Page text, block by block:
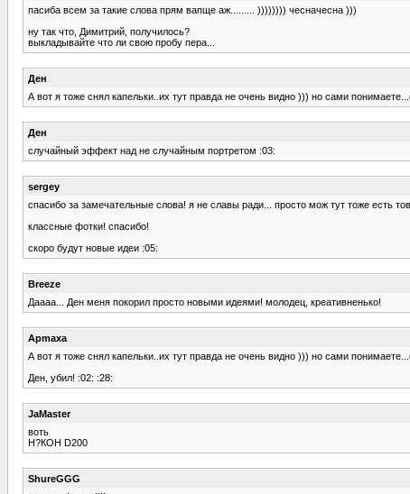
пасиба всем за такие слова прям вапще аж......... )))))))) чесначесна )))
ну так что, Димитрий, получилось?
выкладывайте что ли свою пробу пера...
Ден
А вот я тоже снял капельки..их тут правда не очень видно ))) но сами
Ден
случайный эффект над не случайным портретом :03:
sergey
спасибо за замечательные слова! я не славы ради... просто мож тут тоже есть
классные фотки! спасибо!
скоро будут новые идеи :05:
Breeze
Даааа... Ден меня покорил просто новыми идеями! молодец, креативненько!
Apmaxa
А вот я тоже снял капельки..их тут правда не очень видно ))) но сами
Ден, убил! :02: :28:
JaMaster
воть
Н?КОН D200
ShureGGG